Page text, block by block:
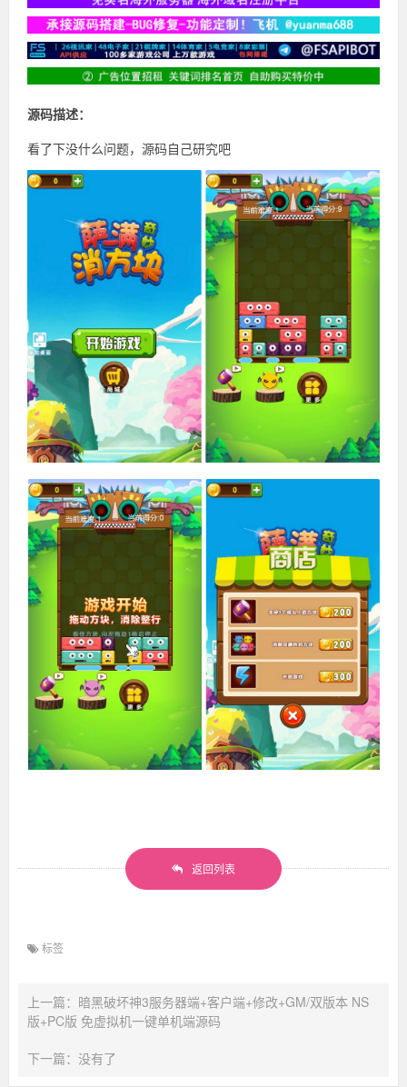
源码描述：
看了下没什么问题，源码自己研究吧
返回列表
标签
上一篇：暗黑破坏神3服务器端+客户端+修改+GM/双版本 NS
版+PC版 免虚拟机一键单机端源码
下一篇：没有了